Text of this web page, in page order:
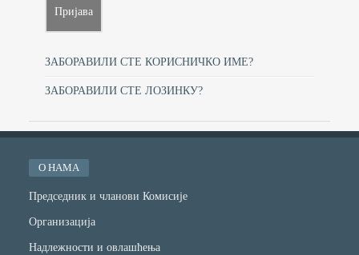
ЗАБОРАВИЛИ СТЕ КОРИСНИЧКО ИМЕ?
ЗАБОРАВИЛИ СТЕ ЛОЗИНКУ?
О НАМА
Председник и чланови Комисије
Организација
Надлежности и овлашћења